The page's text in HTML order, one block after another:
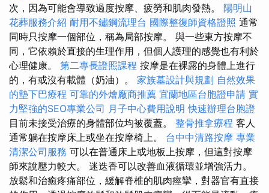
次，因為可能會導致過度按摩、疲勞和肌肉發熱。 陽明山
花葬服務介紹 耐用不鏽鋼流理台 國際整復師資格證照 通常
同時只按摩一個部位，稱為局部按摩。 與一些東方按摩不
同，它依賴於直接的生理作用，但個人護理的感覺也有利於
心理健康。 第二專長證照課程 按摩是在裸露的身體上進行
的，有或沒有載體（奶油）。 家族墓設計與規劃 自然效果
的墊下巴療程 可靠的外燴廠商推薦 宜蘭地區台胞證申請 實
力堅強的SEO專業公司 月子中心費用說明 快速辦理台胞證
目前未接受治療的身體部位均被覆蓋。 整骨推拿療程 客人
通常躺在按摩床上或坐在按摩椅上。 台中中清路按摩 專業
清潔公司服務 可以在普通床上或地板上按摩，但這對按摩
師來說壓力較大。 迷迭香可以改善血液循環並增強活力。
放鬆和治癒疼痛部位，緩解脊椎的肌肉痙攣，對器官有直接